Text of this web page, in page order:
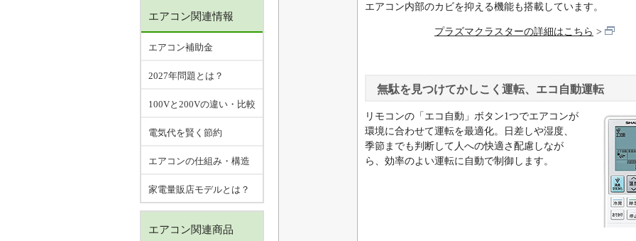
エアコン内部のカビを抑える機能も搭載しています。
プラズマクラスターの詳細はこちら
無駄を見つけてかしこく運転、エコ自動運転
リモコンの「エコ自動」ボタン1つでエアコンが
環境に合わせて運転を最適化。日差しや湿度、
季節までも判断して人への快適さ配慮しなが
ら、効率のよい運転に自動で制御します。
エアコン関連情報
エアコン補助金
2027年問題とは？
100Vと200Vの違い・比較
電気代を賢く節約
エアコンの仕組み・構造
家電量販店モデルとは？
エアコン関連商品